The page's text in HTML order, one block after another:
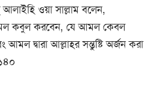
আলাইহি ওয়া সাল্লাম বলেন,
কবুল করবেন, যে আমল কেবল
দ্বারা আল্লাহর সন্তুষ্টি অর্জন করা